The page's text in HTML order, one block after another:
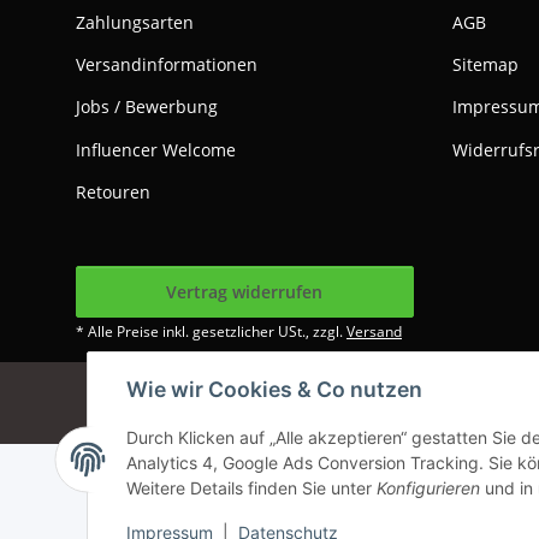
Wie wir Cookies & Co nutzen
Durch Klicken auf „Alle akzeptieren“ gestatten Sie
Analytics 4, Google Ads Conversion Tracking. Sie
Weitere Details finden Sie unter Konfigurieren und in
Impressum Datenschutz
Zahlungsarten
Versandinformationen
Jobs / Bewerbung
Influencer Welcome
Retouren
AGB
Sitemap
Vertrag widerrufen
* Alle Preise inkl. gesetzlicher USt., zzgl.Versand
Google Analytics